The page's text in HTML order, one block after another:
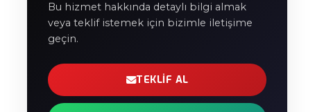
Bu hizmet hakkında detaylı bilgi almak
veya teklif istemek için bizimle iletişime
geçin.
TEKLIF AL